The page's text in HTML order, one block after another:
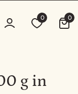
0 0
g in